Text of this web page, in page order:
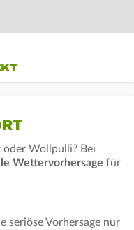
oder Wollpulli? Bei
Wettervorhersage für
seriöse Vorhersage nur